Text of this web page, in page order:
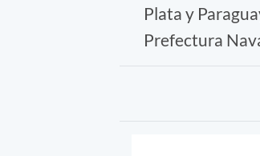
Plata y
Prefectura